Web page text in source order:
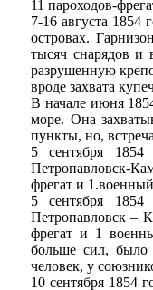
11 пароходов-
7-16 августа 1854
островах.
тысяч снарядов и
разрушенную
вроде захвата
В начале июня
море. Она
пункты, но,
5 сентября 1854
Петропавловск-
фрегат и
5 сентября 1854
Петропавловск –
фрегат и 1
больше сил, было
человек, у
10 сентября 1854